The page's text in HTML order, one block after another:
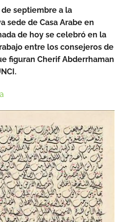
de septiembre a la
sede de Casa Arabe en
de hoy se celebró en la
entre los consejeros de
figuran Cherif Abderrhaman